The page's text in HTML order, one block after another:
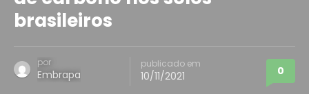
brasileiros
por
Embrapa
publicado em
10/11/2021 0